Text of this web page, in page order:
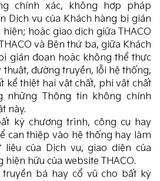
chính xác, không hợp pháp
Dịch vụ của Khách hàng bị gián
hoặc giao dịch giữa THACO
và Bên thứ ba, giữa Khách
gián đoạn hoặc không thể thực
thuật, đường truyền, lỗi hệ thống,
kể thiệt hại vật chất, phi vật chất
những Thông tin không chính
này.
kỳ chương trình, công cụ hay
can thiệp vào hệ thống hay làm
của Dịch vụ, giao diện của
hiện hữu của website THACO.
bá hay cổ vũ cho bất kỳ